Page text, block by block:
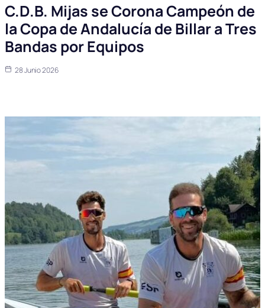
C.D.B. Mijas se Corona Campeón de
la Copa de Andalucía de Billar a Tres
Bandas por Equipos
28 Junio 2026